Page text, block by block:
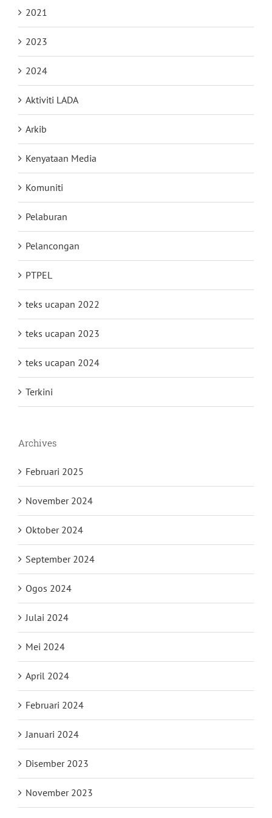
2021
2023
2024
Aktiviti LADA
Arkib
Kenyataan Media
Komuniti
Pelaburan
Pelancongan
PTPEL
teks ucapan 2022
teks ucapan 2023
teks ucapan 2024
Terkini
Archives
Februari 2025
November 2024
Oktober 2024
September 2024
Ogos 2024
Julai 2024
Mei 2024
April 2024
Februari 2024
Januari 2024
Disember 2023
November 2023